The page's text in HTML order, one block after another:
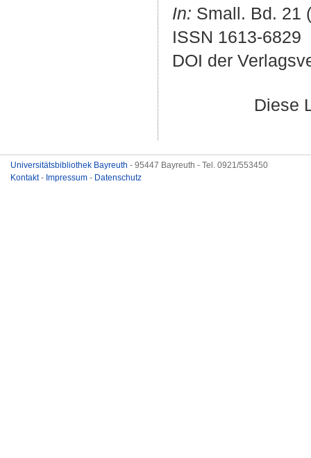
In: Small. Bd. 21
ISSN 1613-6829
DOI der
Diese
Universitätsbibliothek Bayreuth - 95447 Bayreuth - Tel. 0921/553450
Kontakt- Impressum - Datenschutz